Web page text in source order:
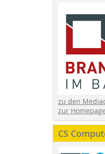
zu den
zur
CS